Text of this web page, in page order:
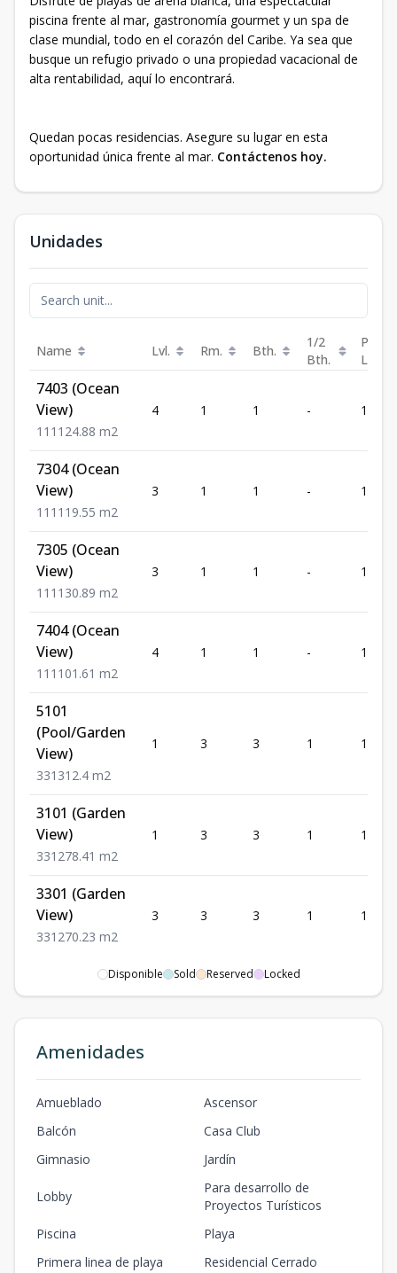
piscina frente al mar, gastronomía gourmet y un spa de
clase mundial, todo en el corazón del Caribe. Ya sea que
busque un refugio privado o una propiedad vacacional de
alta rentabilidad, aquí lo encontrará.
Quedan pocas residencias. Asegure su lugar en esta
oportunidad única frente al mar. Contáctenos hoy.
Unidades
Name Lvl. Rm. Bth.
1/2
Bth.
P-
Lot.
7403 (Ocean
View)
1 1 1 124.88 m2
4 1 1 - 1
7304 (Ocean
View)
1 1 1 119.55 m2
3 1 1 - 1
7305 (Ocean
View)
1 1 1 130.89 m2
3 1 1 - 1
7404 (Ocean
View)
1 1 1 101.61 m2
4 1 1 - 1
5101
(Pool/Garden
View)
331 312.4 m2
1 3 3 1 1
3101 (Garden
View)
331 278.41 m2
1 3 3 1 1
3301 (Garden
View)
331 270.23 m2
3 3 3 1 1
1101 (Ocean
Front)
331363.9m2
1 3 3 1 1
2401 (Ocean
Front)
441538.79m2
4 4 4 1
5401
(Pool/Partial
441493.08
4
7104 (Pool
View)
1 1 1 -
Disponible Sold Reserved Locked
Amenidades
Amueblado
Ascensor
Balcón
Casa Club
Gimnasio
Jardín
Lobby
Para desarrollo de
Proyectos Turísticos
Piscina
Playa
Primera linea de playa
Residencial Cerrado